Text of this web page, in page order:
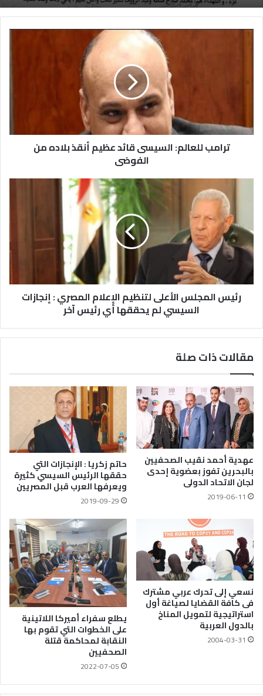
ترامب للعالم: السيسى قائد عظيم أنقذ بلاده من
الفوضى
رئيس المجلس الأعلى لتنظيم الإعلام المصري : إنجازات
السيسي لم يحققها أي رئيس آخر
مقالات ذات صلة
عهدية أحمد نقيب الصحفيين
بالبحرين تفوز بعضوية إحدى
لجان الاتحاد الدولى
2019-06-11
حاتم زكريا : الإنجازات التي
حققها الرئيس السيسي كثيرة
ويعرفها العرب قبل المصريين
2019-09-29
نسعي إلى تحرك عربي مشترك
فى كافة القضايا لصياغة أول
استراتيجية لتمويل المناخ
بالدول العربية
2004-03-31
يطلع سفراء أميركا اللاتينية
على الخطوات التي تقوم بها
النقابة لمحاكمة قتلة
الصحفيين
2022-07-05